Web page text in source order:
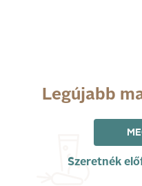
Legújabb
Szeretnék